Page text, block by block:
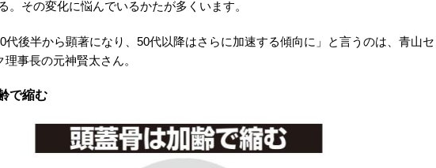
。その変化に悩んでいるかたが多くいます。
代後半から顕著になり、50代以降はさらに加速する傾向に」と言うのは、青山セ
事長の元神賢太さん。
で縮む